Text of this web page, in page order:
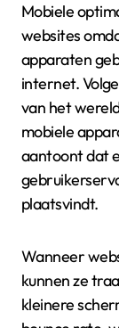
Mobiele
websites
apparaten
internet.
van het
mobiele
aantoont dat
plaatsvindt.
Wanneer
kunnen ze
kleinere